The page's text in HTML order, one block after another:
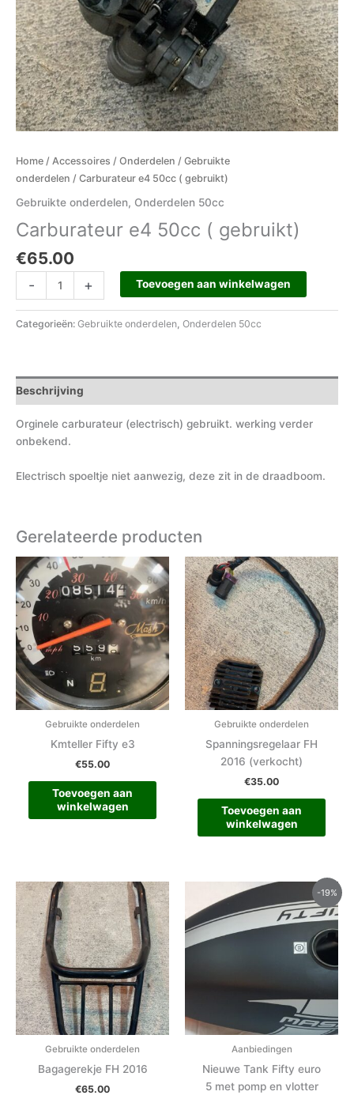
Home / Accessoires / Onderdelen / Gebruikte
onderdelen / Carburateur e4 50cc ( gebruikt)
Gebruikte onderdelen, Onderdelen 50cc
Carburateur e4 50cc ( gebruikt)
€65.00
- + Toevoegen aan winkelwagen
Categorieën: Gebruikte onderdelen, Onderdelen 50cc
Beschrijving
Orginele carburateur (electrisch) gebruikt. werking verder
onbekend.
Electrisch spoeltje niet aanwezig, deze zit in de draadboom.
Gerelateerde producten
Gebruikte onderdelen
Kmteller Fifty e3
€55.00
Toevoegen aan
winkelwagen
Gebruikte onderdelen
Spanningsregelaar FH
2016 (verkocht)
€35.00
Toevoegen aan
winkelwagen
Gebruikte onderdelen
Bagagerekje FH 2016
€65.00
-19%
Aanbiedingen
Nieuwe Tank Fifty euro
5 met pomp en vlotter
Oorspronkelijke
was:
€555.00.
Huidige
prijs
is:
€450.00.